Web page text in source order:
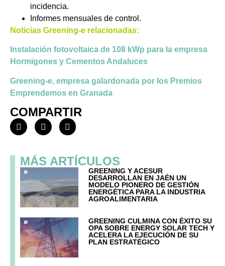
incidencia.
Informes mensuales de control.
Noticias Greening-e relacionadas:
Instalación fotovoltaica de 108 kWp para la empresa
Hormigones y Cementos Andaluces
Greening-e, empresa galardonada por los Premios
Emprendemos en Granada
COMPARTIR
MÁS ARTÍCULOS
GREENING Y ACESUR
DESARROLLAN EN JAÉN UN
MODELO PIONERO DE GESTIÓN
ENERGÉTICA PARA LA INDUSTRIA
AGROALIMENTARIA
GREENING CULMINA CON ÉXITO SU
OPA SOBRE ENERGY SOLAR TECH Y
ACELERA LA EJECUCIÓN DE SU
PLAN ESTRATÉGICO